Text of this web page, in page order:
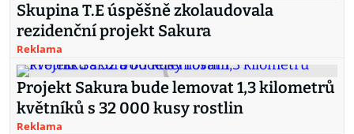
Skupina T.E úspěšně zkolaudovala
rezidenční projekt Sakura
Reklama
Projekt Sakura bude lemovat 1,3 kilometrů
květníků s 32 000 kusy rostlin
Reklama